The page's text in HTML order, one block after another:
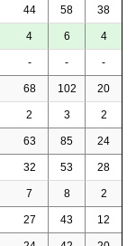
44 58 38
4 6 4
- - -
68 102 20
2 3 2
63 85 24
32 53 28
7 8 2
27 43 12